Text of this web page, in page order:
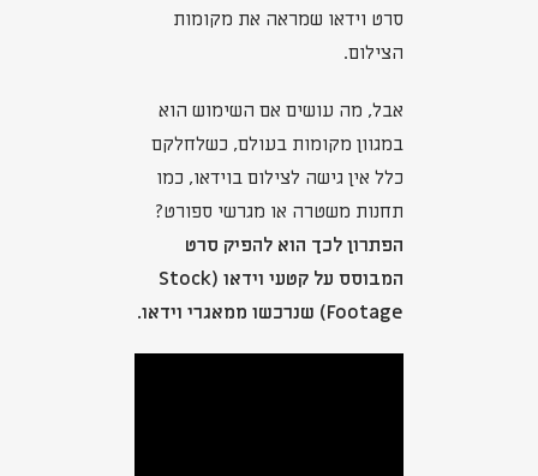
סרט וידאו שמראה את מקומות
הצילום.
אבל, מה עושים אם השימוש הוא
במגוון מקומות בעולם, כשלחלקם
כלל אין גישה לצילום בוידאו, כמו
תחנות משטרה או מגרשי ספורט?
הפתרון לכך הוא להפיק סרט
המבוסס על קטעי וידאו (Stock
Footage) שנרכשו ממאגרי וידאו.